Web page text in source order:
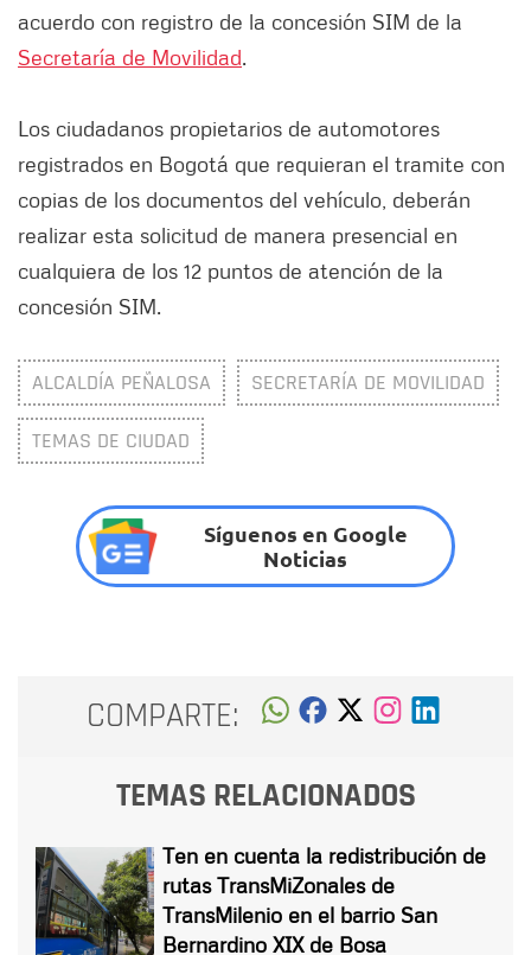
acuerdo con registro de la concesión SIM de la
Secretaría de Movilidad.
Los ciudadanos propietarios de automotores
registrados en Bogotá que requieran el tramite con
copias de los documentos del vehículo, deberán
realizar esta solicitud de manera presencial en
cualquiera de los 12 puntos de atención de la
concesión SIM.
ALCALDÍA PEÑALOSA SECRETARÍA DE MOVILIDAD
TEMAS DE CIUDAD
Síguenos en Google
Noticias
COMPARTE:
TEMAS RELACIONADOS
Ten en cuenta la redistribución de
rutas TransMiZonales de
TransMilenio en el barrio San
Bernardino XIX de Bosa